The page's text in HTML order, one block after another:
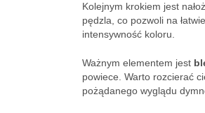
Kolejnym krokiem jest
pędzla, co pozwoli na
intensywność koloru.
Ważnym elementem jest
powiece. Warto rozcierać
pożądanego wyglądu